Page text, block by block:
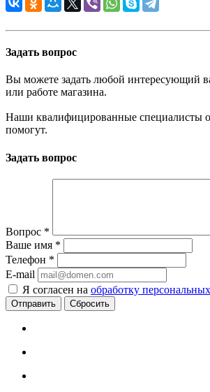
Задать вопрос
Вы можете задать любой интересующий
или работе магазина.
Наши квалифицированные специалисты
помогут.
Задать вопрос
Вопрос *
Ваше имя *
Телефон *
E-mail
Я согласен на обработку
Сбросить